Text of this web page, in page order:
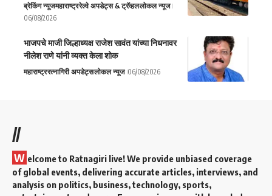
ब्रेकिंग न्यूजमहाराष्ट्ररेल्वे अपडेट्स & ट्रॅव्हललोकल न्यूज
06/08/2026
भाजपचे माजी जिल्हाध्यक्ष राजेश सावंत यांच्या निधनावर
नीलेश राणे यांनी व्यक्त केला शोक
महाराष्ट्ररत्नागिरी अपडेट्सलोकल न्यूज 06/08/2026
//
W elcome to Ratnagiri live! We provide unbiased coverage
of global events, delivering accurate articles, interviews, and
analysis on politics, business, technology, sports,